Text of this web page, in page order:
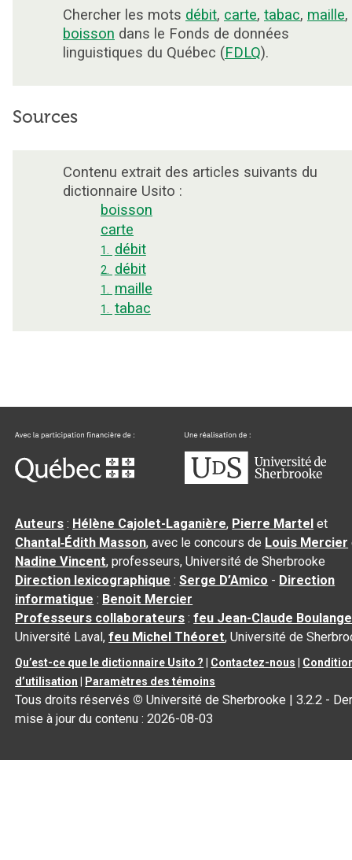
Chercher les mots débit, carte, tabac, maille,
boisson dans le Fonds de données
linguistiques du Québec (FDLQ).
Sources
Contenu extrait des articles suivants du
dictionnaire Usito :
boisson
carte
1. débit
2. débit
1. maille
1. tabac
Auteurs : Hélène Cajolet-Laganière, Pierre Martel et
Chantal‑Édith Masson, avec le concours de Louis Mercier
Nadine Vincent, professeurs, Université de Sherbrooke
Direction lexicographique :Serge D’Amico - Direction
informatique : Benoit Mercier
Professeurs collaborateurs :feu Jean-Claude
Université Laval,feu Michel Théoret, Université de
Qu’est-ce que le dictionnaire Usito ? Contactez-nous
d’utilisation
Paramètres des témoins
Tous droits réservés © Université de Sherbrooke |3.2.2 -
mise à jour du contenu :2026-08-03